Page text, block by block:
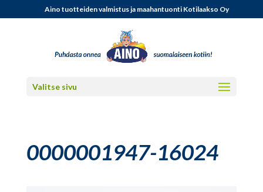
Aino tuotteiden valmistus ja maahantuonti Kotilaakso Oy
Valitse sivu
0000001947-16024